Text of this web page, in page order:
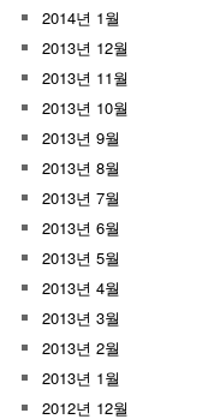
2014년 1월
2013년 12월
2013년 11월
2013년 10월
2013년 9월
2013년 8월
2013년 7월
2013년 6월
2013년 5월
2013년 4월
2013년 3월
2013년 2월
2013년 1월
2012년 12월